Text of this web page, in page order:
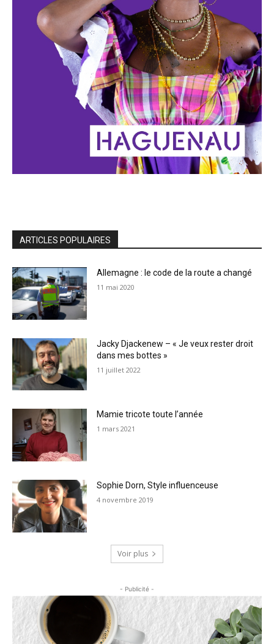
ARTICLES POPULAIRES
Allemagne : le code de la route a changé
11 mai 2020
Jacky Djackenew – « Je veux rester droit
dans mes bottes »
11 juillet 2022
Mamie tricote toute l’année
1 mars 2021
Sophie Dorn, Style influenceuse
4 novembre 2019
Voir plus
- Publicité -